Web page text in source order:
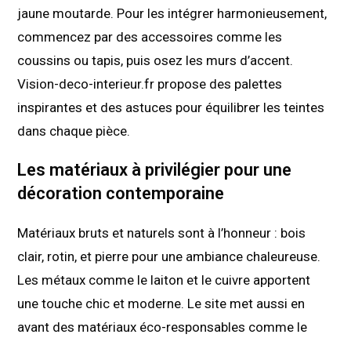
jaune moutarde. Pour les intégrer harmonieusement,
commencez par des accessoires comme les
coussins ou tapis, puis osez les murs d’accent.
Vision-deco-interieur.fr propose des palettes
inspirantes et des astuces pour équilibrer les teintes
dans chaque pièce.
Les matériaux à privilégier pour une
décoration contemporaine
Matériaux bruts et naturels sont à l’honneur : bois
clair, rotin, et pierre pour une ambiance chaleureuse.
Les métaux comme le laiton et le cuivre apportent
une touche chic et moderne. Le site met aussi en
avant des matériaux éco-responsables comme le